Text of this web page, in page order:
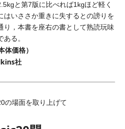
と第7版に比べれば1kgほど軽く
はいささか重きに失するとの謗りを
り，本書を座右の書として熟読玩味
る。
価格）
社
の場面を取り上げて